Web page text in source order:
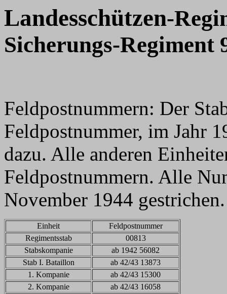
Landesschützen-
Sicherungs-Regiment
Feldpostnummern: Der
Feldpostnummer, im Jahr
dazu. Alle anderen
Feldpostnummern. Alle
November 1944 gestrichen.
Einheit
Feldpostnummer
Regimentsstab
00813
Stabskompanie
ab 1942 56082
Stab I. Bataillon
ab 42/43 13873
1. Kompanie
ab 42/43 15300
2. Kompanie
ab 42/43 16058